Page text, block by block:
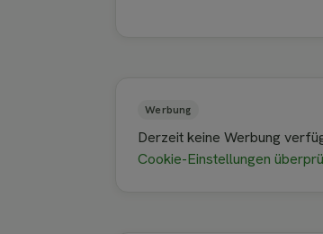
Werbung
Derzeit keine Werbung
Cookie-Einstellungen